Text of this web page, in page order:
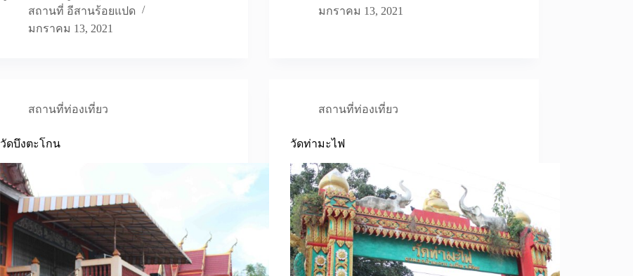
สถานที่ อีสานร้อยแปด
มกราคม 13, 2021
มกราคม 13, 2021
สถานที่ท่องเที่ยว
วัดบึงตะโกน
สถานที่ท่องเที่ยว
วัดท่ามะไฟ